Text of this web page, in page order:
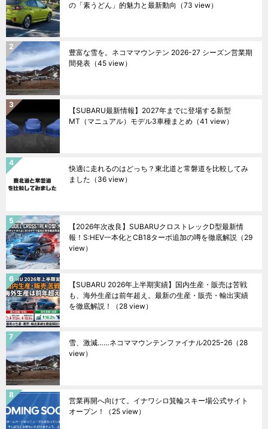
の「素うどん」的魅力と最新動向 （73 view）
豊富な雪を。ネコママウンテン 2026-27 シーズン営業期
間発表 （45 view）
【SUBARU最新情報】2027年までに登場する新型
MT（マニュアル）モデル3車種まとめ （41 view）
快適に走れるのはどっち？東北道と常磐道を比較してみ
ました （36 view）
【2026年次改良】SUBARUクロストレックD型最新情
報！S:HEV一本化とCB18ターボ追加の噂を徹底解説 （29
view）
【SUBARU 2026年上半期実績】国内生産・販売は苦戦
も、海外生産は前年超え。最新の生産・販売・輸出実績
を徹底解説！
（28 view）
雪、激減……ネコママウンテンファイナル2025ｰ26 （28
view）
営業再開へ向けて。イナワシロ箕輪スキー場公式サイト
オープン！
（25 view）